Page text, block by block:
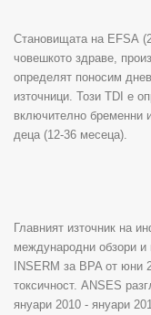
Становищата на EFSA
човешкото здраве,
определят поносим
източници. Този TDI е
включително бременни
деца (12-36 месеца).
Главният източник на
международни обзори и
INSERM за BPA от юни
токсичност. ANSES
януари 2010 - януари